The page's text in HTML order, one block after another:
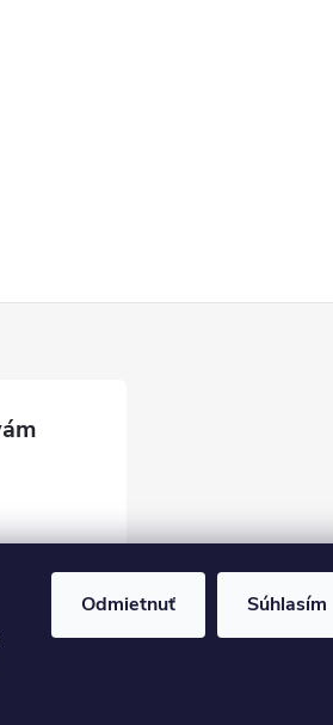
Odmietnuť Súhlasím